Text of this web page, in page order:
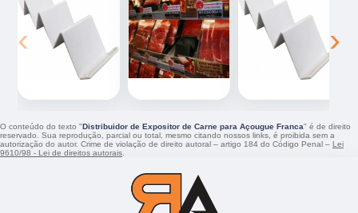
‹ ›
O conteúdo do texto "Distribuidor de Expositor de Carne para Açougue Franca" é de direito
reservado. Sua reprodução, parcial ou total, mesmo citando nossos links, é proibida sem a
autorização do autor. Crime de violação de direito autoral – artigo 184 do Código Penal – Lei
9610/98 - Lei de direitos autorais